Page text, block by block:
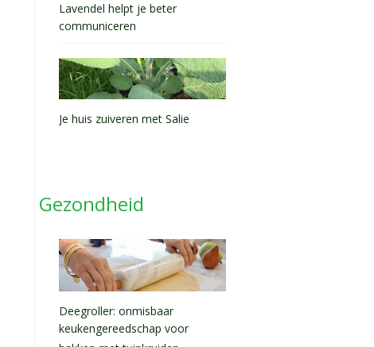
Lavendel helpt je beter
communiceren
Je huis zuiveren met Salie
Gezondheid
Deegroller: onmisbaar
keukengereedschap voor